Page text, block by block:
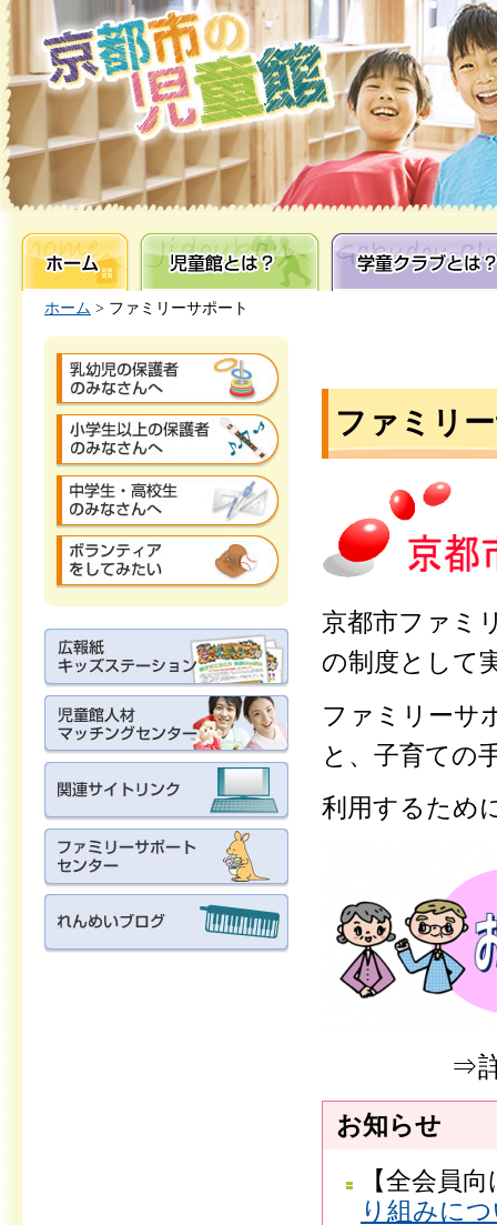
ホーム 児童館とは？ 学童クラブとは？
ホーム > ファミリーサポート
ファミリ
京都市ファミ
の制度として
ファミリーサ
と、子育ての
利用するため
⇒
お知らせ
【全会員
り組みに